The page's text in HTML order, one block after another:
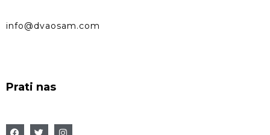
info@dvaosam.com
Prati nas